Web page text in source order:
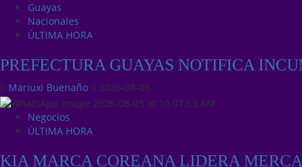
Guayas
Nacionales
ÚLTIMA HORA
PREFECTURA GUAYAS NOTIFICA
Mariuxi Buenaño 2026-08-06
Negocios
ÚLTIMA HORA
KIA MARCA COREANA LIDERA